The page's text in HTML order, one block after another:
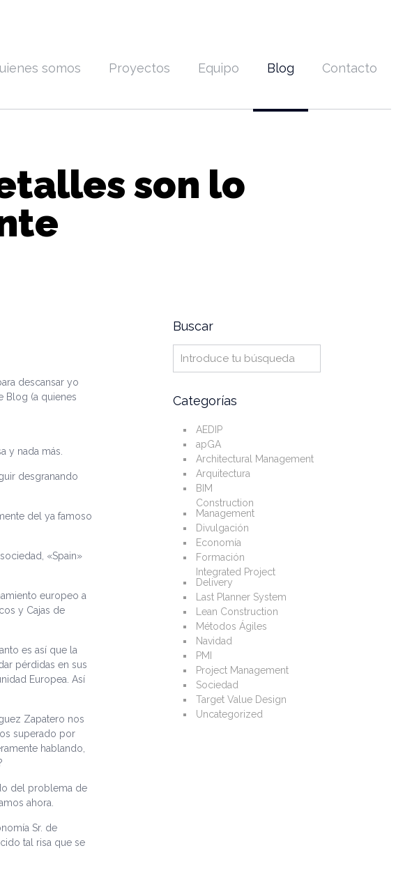
somos Proyectos Equipo Blog Contacto
son lo
descansar yo
Blog (a quienes
y nada más.
desgranando
del ya famoso
«Spain»
europeo a
y Cajas de
es así que la
pérdidas en sus
Europea. Así
Zapatero nos
superado por
hablando,
del problema de
ahora.
Sr. de
tal risa que se
Buscar
Categorías
AEDIP
apGA
Architectural Management
Arquitectura
BIM
Construction
Management
Divulgación
Economía
Formación
Integrated Project
Delivery
Last Planner System
Lean Construction
Métodos Ágiles
Navidad
PMI
Project Management
Sociedad
Target Value Design
Uncategorized